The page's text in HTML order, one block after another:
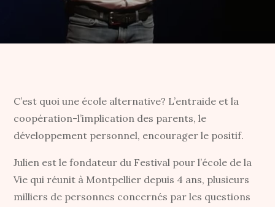
C’est quoi une école alternative? L’entraide et la
coopération-l’implication des parents, le
développement personnel, encourager le positif.
Julien est le fondateur du Festival pour l’école de la
Vie qui réunit à Montpellier depuis 4 ans, plusieurs
milliers de personnes concernés par les questions